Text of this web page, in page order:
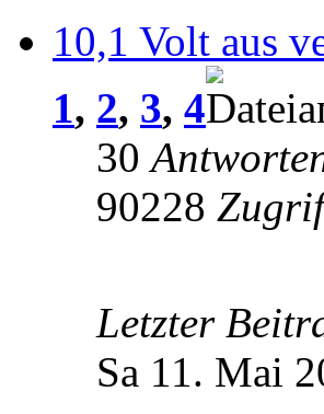
10,1 Volt aus
1, 2, 3, 4
30
90228
Letzter
Sa 11. Mai